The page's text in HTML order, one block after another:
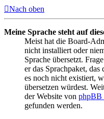
Nach oben
Meine Sprache steht auf
Meist hat die Board-
nicht installiert oder
Sprache übersetzt.
er das Sprachpaket,
es noch nicht existiert,
übersetzen würdest.
der Website von phpBB
gefunden werden.